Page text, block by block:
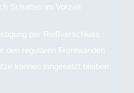
Schatten im Vorzelt
per Reißverschluss
den regulären Frontwänden
können eingesetzt bleiben